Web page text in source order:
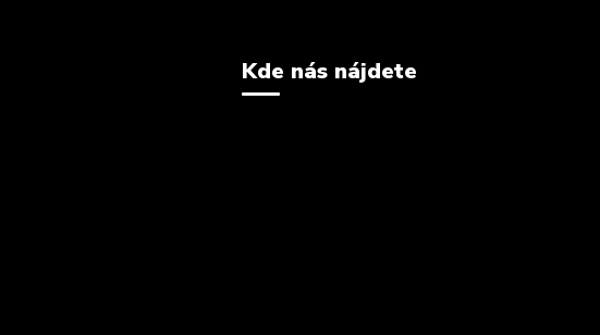
Kde nás nájdete